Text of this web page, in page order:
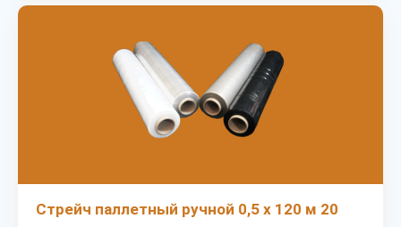
Стрейч паллетный ручной 0,5 х 120 м 20